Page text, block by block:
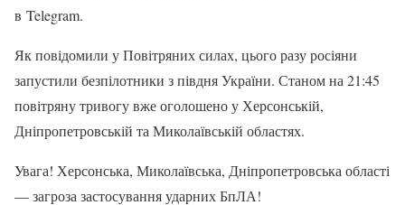
в Telegram.
Як повідомили у Повітряних силах, цього разу росіяни
запустили безпілотники з півдня України. Станом на 21:45
повітряну тривогу вже оголошено у Херсонській,
Дніпропетровській та Миколаївській областях.
Увага! Херсонська, Миколаївська, Дніпропетровська області
— загроза застосування ударних БпЛА!